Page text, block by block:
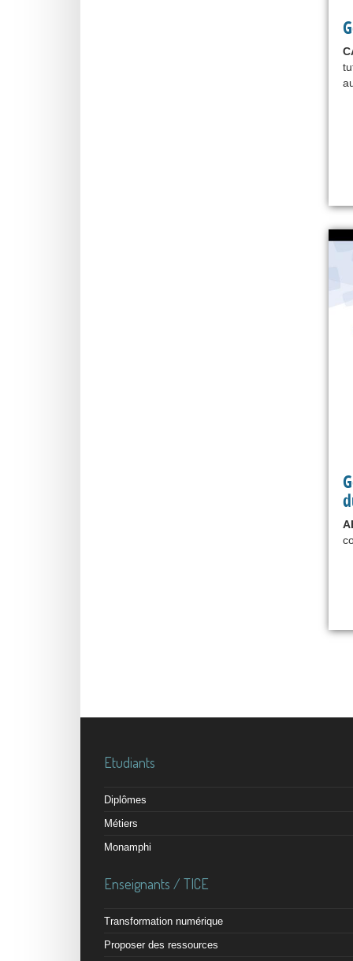
Etudiants
Diplômes
Métiers
Monamphi
Enseignants / TICE
Transformation numérique
Proposer des ressources